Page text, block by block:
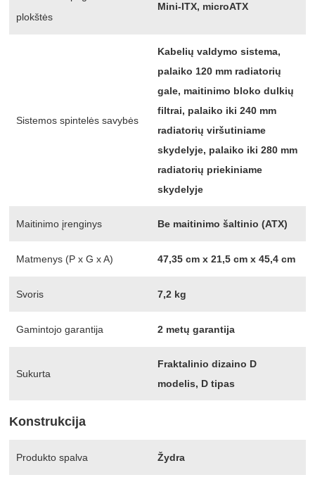
plokštės
Mini-ITX, microATX
Sistemos spintelės savybės
Kabelių valdymo sistema,
palaiko 120 mm radiatorių
gale, maitinimo bloko dulkių
filtrai, palaiko iki 240 mm
radiatorių viršutiniame
skydelyje, palaiko iki 280 mm
radiatorių priekiniame
skydelyje
Maitinimo įrenginys Be maitinimo šaltinio (ATX)
Matmenys (P x G x A) 47,35 cm x 21,5 cm x 45,4 cm
Svoris 7,2 kg
Gamintojo garantija 2 metų garantija
Sukurta
Fraktalinio dizaino D
modelis, D tipas
Konstrukcija
Produkto spalva Žydra